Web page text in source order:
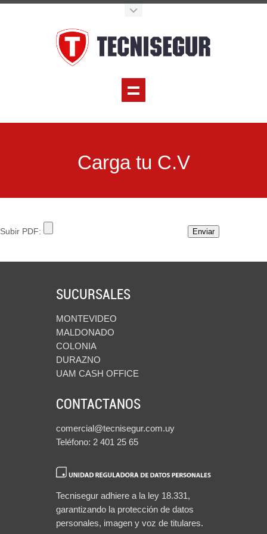
Carga tu C.V
Subir PDF: Enviar
SUCURSALES
MONTEVIDEO
MALDONADO
COLONIA
DURAZNO
UAM CASH OFFICE
CONTACTANOS
comercial@tecnisegur.com.uy
Teléfono: 2 401 25 65
Tecnisegur adhiere a la ley 18.331,
garantizando la protección de datos
personales, imagen y voz de titulares.